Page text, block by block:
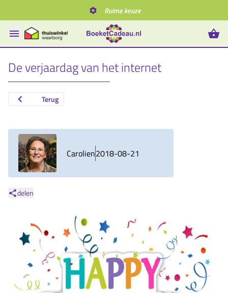
Ruime keuze
De verjaardag van het internet
Terug
Carolien2018-08-21
delen